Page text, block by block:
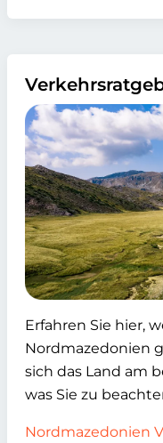
Erfahren Sie hier,
Nordmazedonien
sich das Land am
was Sie zu
Nordmazedonien